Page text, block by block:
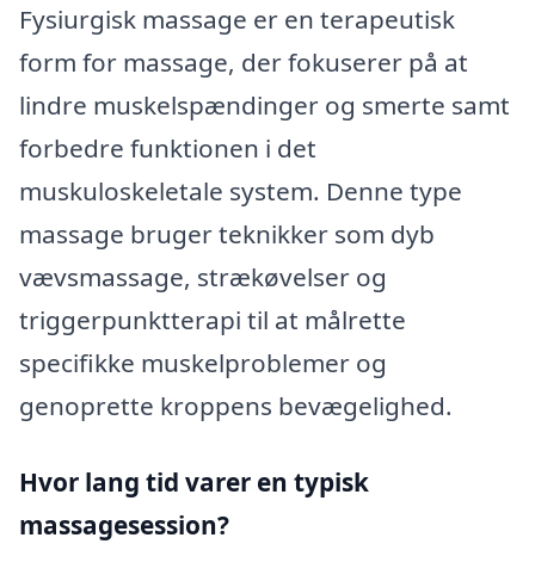
Fysiurgisk massage er en terapeutisk
form for massage, der fokuserer på at
lindre muskelspændinger og smerte samt
forbedre funktionen i det
muskuloskeletale system. Denne type
massage bruger teknikker som dyb
vævsmassage, strækøvelser og
triggerpunktterapi til at målrette
specifikke muskelproblemer og
genoprette kroppens bevægelighed.
Hvor lang tid varer en typisk
massagesession?